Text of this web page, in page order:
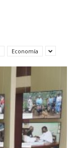
Economía